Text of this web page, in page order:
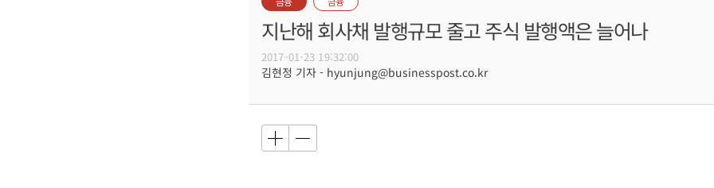
지난해 회사채 발행규모 줄고 주식 발행액은 늘어나
2017-01-23 19:32:00
김현정 기자 - hyunjung@businesspost.co.kr